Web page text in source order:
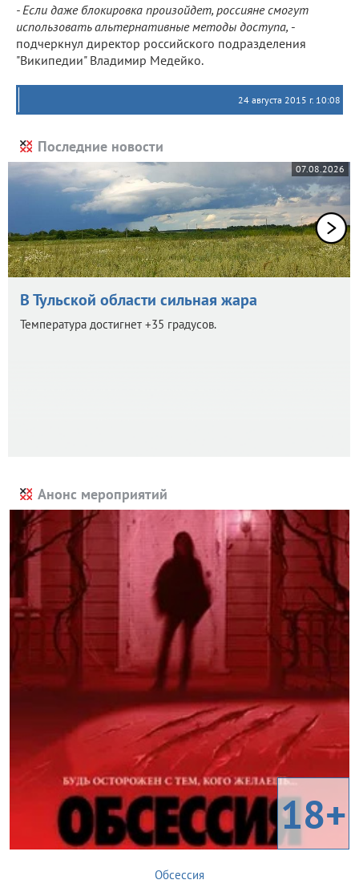
- Если даже блокировка произойдет, россияне смогут
использовать альтернативные методы доступа, -
подчеркнул директор российского подразделения
"Википедии" Владимир Медейко.
24 августа 2015 г. 10:08
Последние новости
07.08.2026
В Тульской области сильная жара
Температура достигнет +35 градусов.
Анонс мероприятий
18+
Обсессия